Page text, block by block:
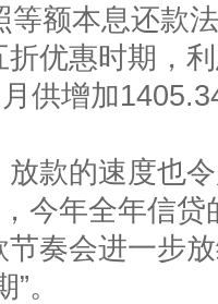
等额本息还款
优惠时期，
供增加
款的速度也令
今年全年信
节奏会进一步
。